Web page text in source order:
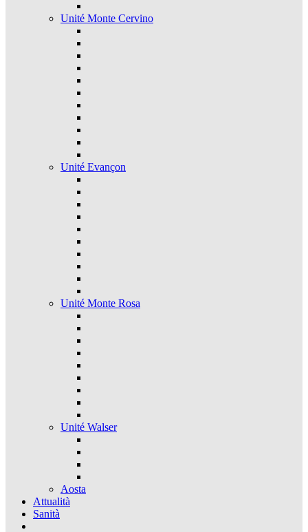
Unité Monte Cervino
Unité Evançon
Unité Monte Rosa
Unité Walser
Aosta
Attualità
Sanità